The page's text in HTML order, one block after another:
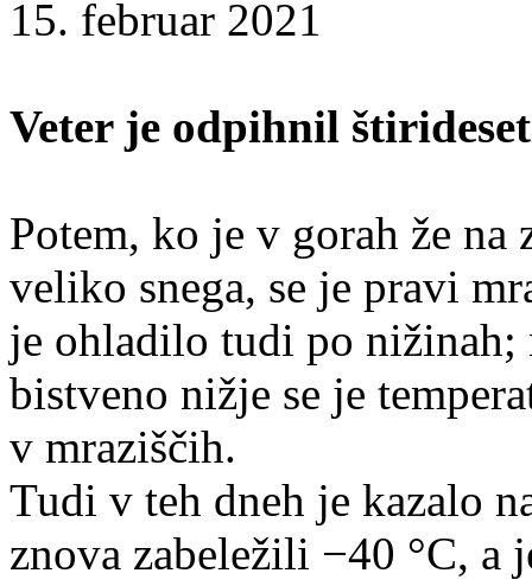
15. februar 2021
Veter je odpihnil
Potem, ko je v gorah že na
veliko snega, se je pravi
je ohladilo tudi po nižinah;
bistveno nižje se je
v mraziščih.
Tudi v teh dneh je kazalo
znova zabeležili −40 °C, a